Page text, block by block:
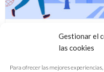
Gestionar el
las cookies
Para ofrecer las mejores